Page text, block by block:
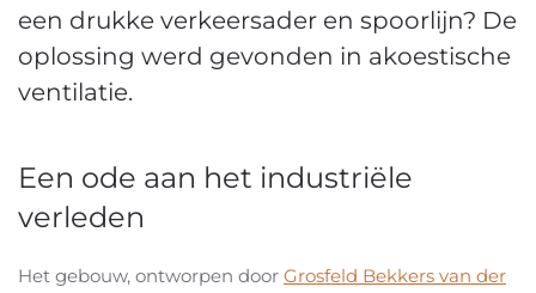
een drukke verkeersader en spoorlijn? De
oplossing werd gevonden in akoestische
ventilatie.
Een ode aan het industriële
verleden
Het gebouw, ontworpen door Grosfeld Bekkers van der